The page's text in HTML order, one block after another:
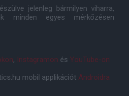
jelenleg bármilyen viharra,
minden egyes mérkőzésen
, Instagramon és YouTube-on
mobil applikációt Androidra